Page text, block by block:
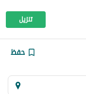
تنزيل
حفظ